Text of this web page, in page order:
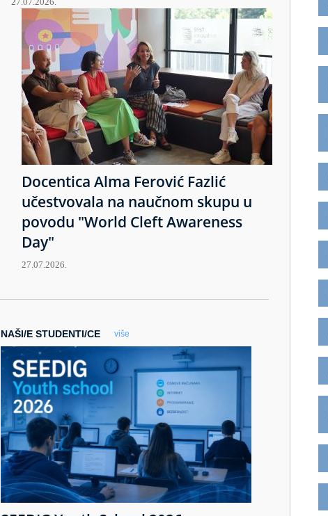
Docentica Alma Ferović Fazlić
učestvovala na naučnom skupu u
povodu "World Cleft Awareness
Day"
27.07.2026.
NAŠI/E STUDENTI/CE više